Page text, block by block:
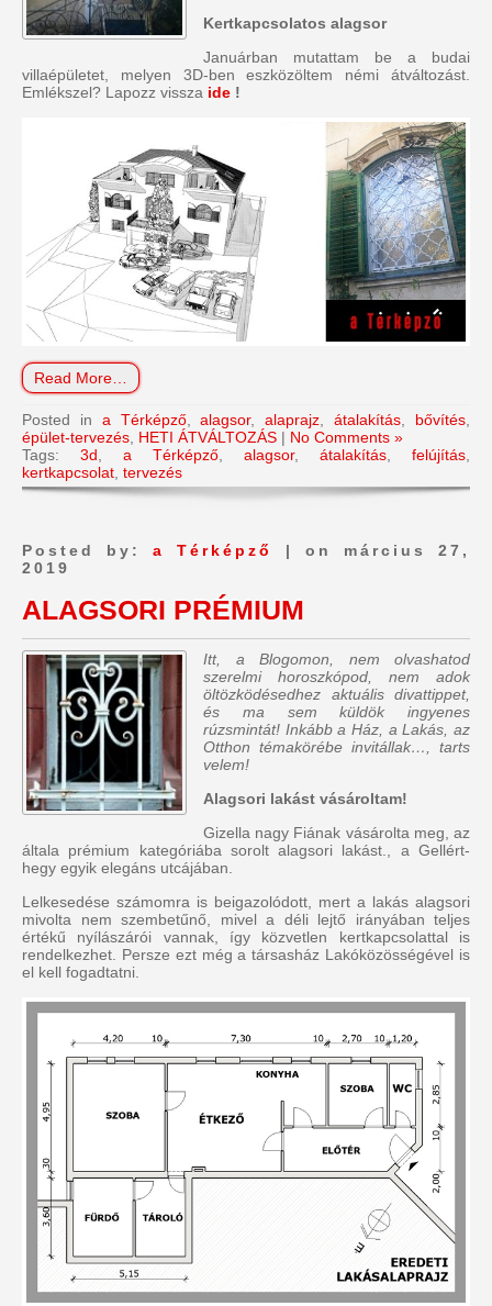
Kertkapcsolatos alagsor
Januárban mutattam be a budai
villaépületet, melyen 3D-ben eszközöltem némi átváltozást.
Emlékszel? Lapozz vissza ide !
Read More…
Posted in a Térképző,alagsor,alaprajz ,átalakítás bővítés
épület-tervezés HETI ÁTVÁLTOZÁS | No Comments »
Tags: 3d a Térképző alagsor, átalakítás felújítás
kertkapcsolat tervezés
Posted by:a Térképző
| on március 27,
2019
ALAGSORI PRÉMIUM
Itt, a Blogomon, nem olvashatod
szerelmi horoszkópod, nem adok
öltözködésedhez aktuális divattippet,
és ma sem küldök ingyenes
rúzsmintát! Inkább a Ház, a Lakás, az
Otthon témakörébe invitállak…, tarts
velem!
Alagsori lakást vásároltam!
Gizella nagy Fiának vásárolta meg, az
általa prémium kategóriába sorolt alagsori lakást., a Gellért-
hegy egyik elegáns utcájában.
Lelkesedése számomra is beigazolódott, mert a lakás alagsori
mivolta nem szembetűnő, mivel a déli lejtő irányában teljes
értékű nyílászárói vannak, így közvetlen kertkapcsolattal is
rendelkezhet. Persze ezt még a társasház Lakóközösségével is
el kell fogadtatni.